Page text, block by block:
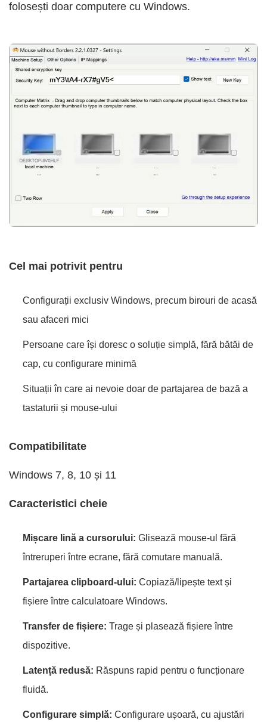
folosești doar computere cu Windows.
Cel mai potrivit pentru
Configurații exclusiv Windows, precum birouri de acasă
sau afaceri mici
Persoane care își doresc o soluție simplă, fără bătăi de
cap, cu configurare minimă
Situații în care ai nevoie doar de partajarea de bază a
tastaturii și mouse-ului
Compatibilitate
Windows 7, 8, 10 și 11
Caracteristici cheie
Mișcare lină a cursorului: Glisează mouse-ul fără
întreruperi între ecrane, fără comutare manuală.
Partajarea clipboard-ului: Copiază/lipește text și
fișiere între calculatoare Windows.
Transfer de fișiere: Trage și plasează fișiere între
dispozitive.
Latență redusă: Răspuns rapid pentru o funcționare
fluidă.
Configurare simplă: Configurare ușoară, cu ajustări